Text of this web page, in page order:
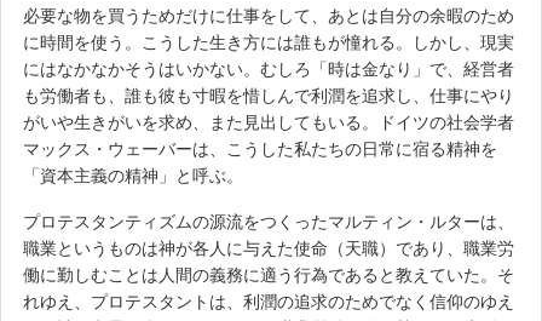
必要な物を買うためだけに仕事をして、あとは自分の余暇のため
に時間を使う。こうした生き方には誰もが憧れる。しかし、現実
にはなかなかそうはいかない。むしろ「時は金なり」で、経営者
も労働者も、誰も彼も寸暇を惜しんで利潤を追求し、仕事にやり
がいや生きがいを求め、また見出してもいる。ドイツの社会学者
マックス・ウェーバーは、こうした私たちの日常に宿る精神を
「資本主義の精神」と呼ぶ。
プロテスタンティズムの源流をつくったマルティン・ルターは、
職業というものは神が各人に与えた使命（天職）であり、職業労
働に勤しむことは人間の義務に適う行為であると教えていた。そ
れゆえ、プロテスタントは、利潤の追求のためでなく信仰のゆえ